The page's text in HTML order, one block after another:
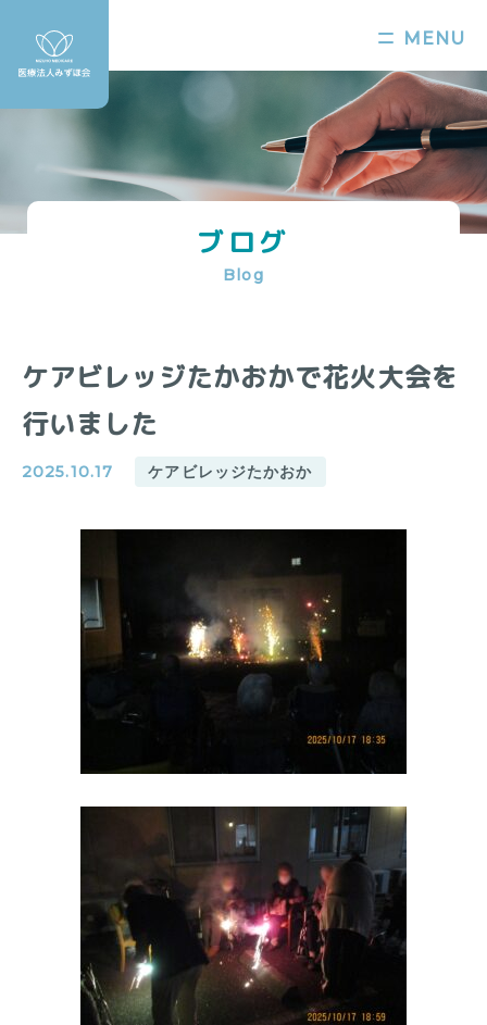
MENU
ブログ
Blog
ケアビレッジたかおかで花火大会を
行いました
2025.10.17 ケアビレッジたかおか